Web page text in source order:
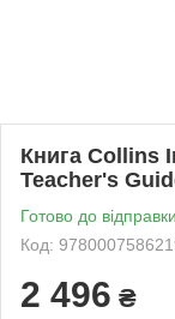
Книга Collins
Teacher's
Готово до відправки
Код:
2 496 ₴